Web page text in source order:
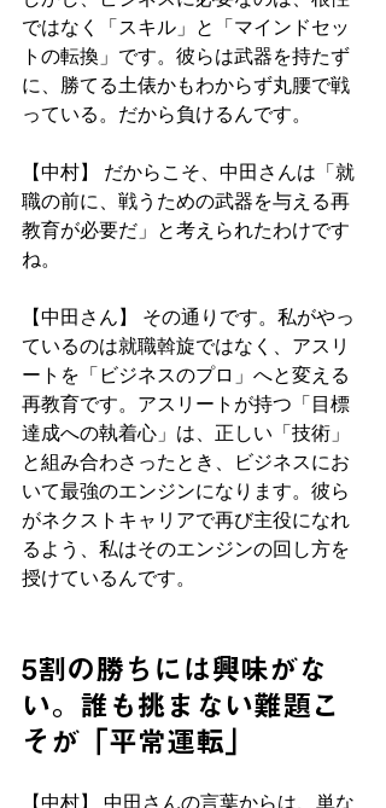
ではなく「スキル」と「マインドセッ
トの転換」です。彼らは武器を持たず
に、勝てる土俵かもわからず丸腰で戦
っている。だから負けるんです。
【中村】 だからこそ、中田さんは「就
職の前に、戦うための武器を与える再
教育が必要だ」と考えられたわけです
ね。
【中田さん】 その通りです。私がやっ
ているのは就職斡旋ではなく、アスリ
ートを「ビジネスのプロ」へと変える
再教育です。アスリートが持つ「目標
達成への執着心」は、正しい「技術」
と組み合わさったとき、ビジネスにお
いて最強のエンジンになります。彼ら
がネクストキャリアで再び主役になれ
るよう、私はそのエンジンの回し方を
授けているんです。
5割の勝ちには興味がな
い。誰も挑まない難題こ
そが「平常運転」
【中村】 中田さんの言葉からは、単な